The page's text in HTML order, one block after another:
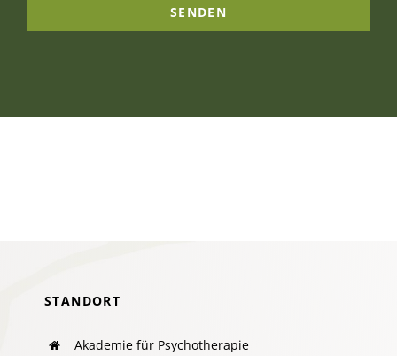
SENDEN
STANDORT
Akademie für Psychotherapie